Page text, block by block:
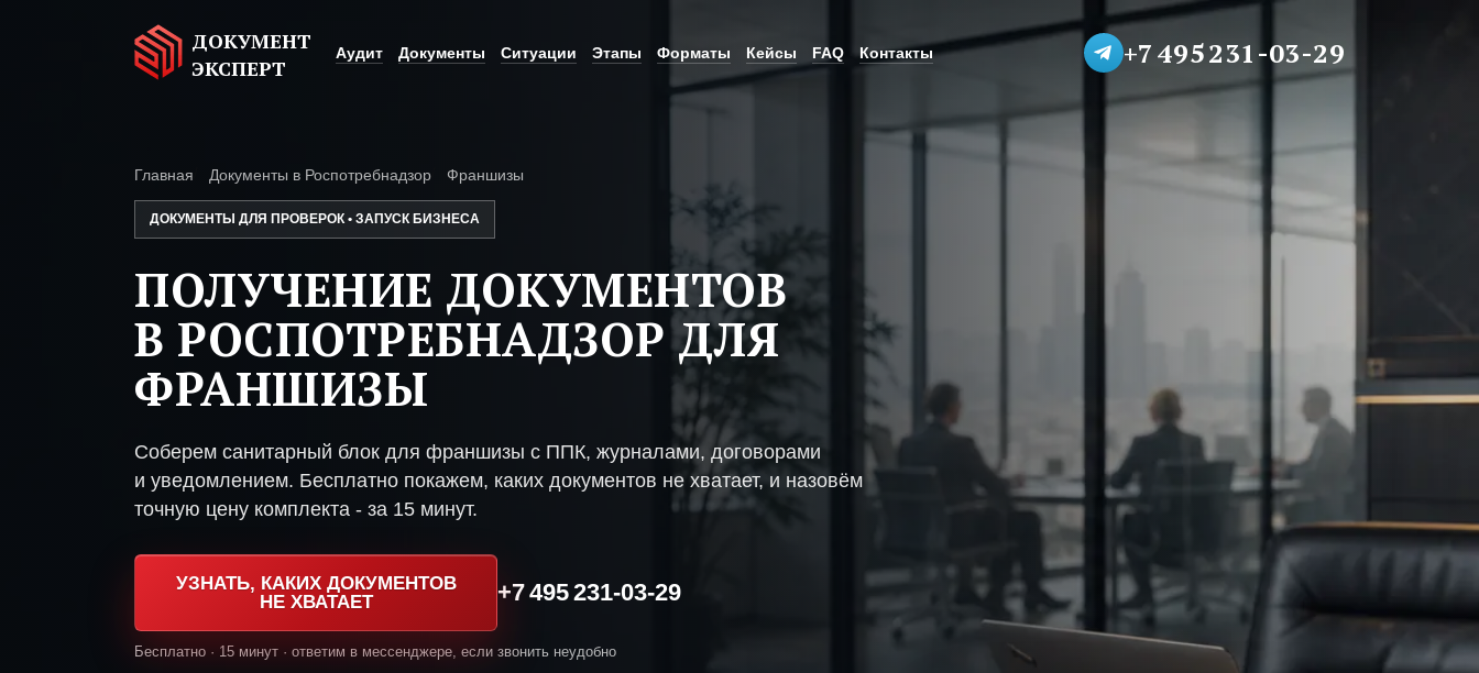
ДОКУМЕНТ
ЭКСПЕРТ
Аудит Документы Ситуации Этапы Форматы Кейсы FAQ Контакты +7 495 231-03-29
Главная Документы в Роспотребнадзор Франшизы
ДОКУМЕНТЫ ДЛЯ ПРОВЕРОК • ЗАПУСК БИЗНЕСА
ПОЛУЧЕНИЕ ДОКУМЕНТОВ
В РОСПОТРЕБНАДЗОР ДЛЯ
ФРАНШИЗЫ
Соберем санитарный блок для франшизы с ППК, журналами, договорами
и уведомлением. Бесплатно покажем, каких документов не хватает, и назовём
точную цену комплекта - за 15 минут.
УЗНАТЬ, КАКИХ ДОКУМЕНТОВ
НЕ ХВАТАЕТ
+7 495 231-03-29
Бесплатно · 15 минут · ответим в мессенджере, если звонить неудобно